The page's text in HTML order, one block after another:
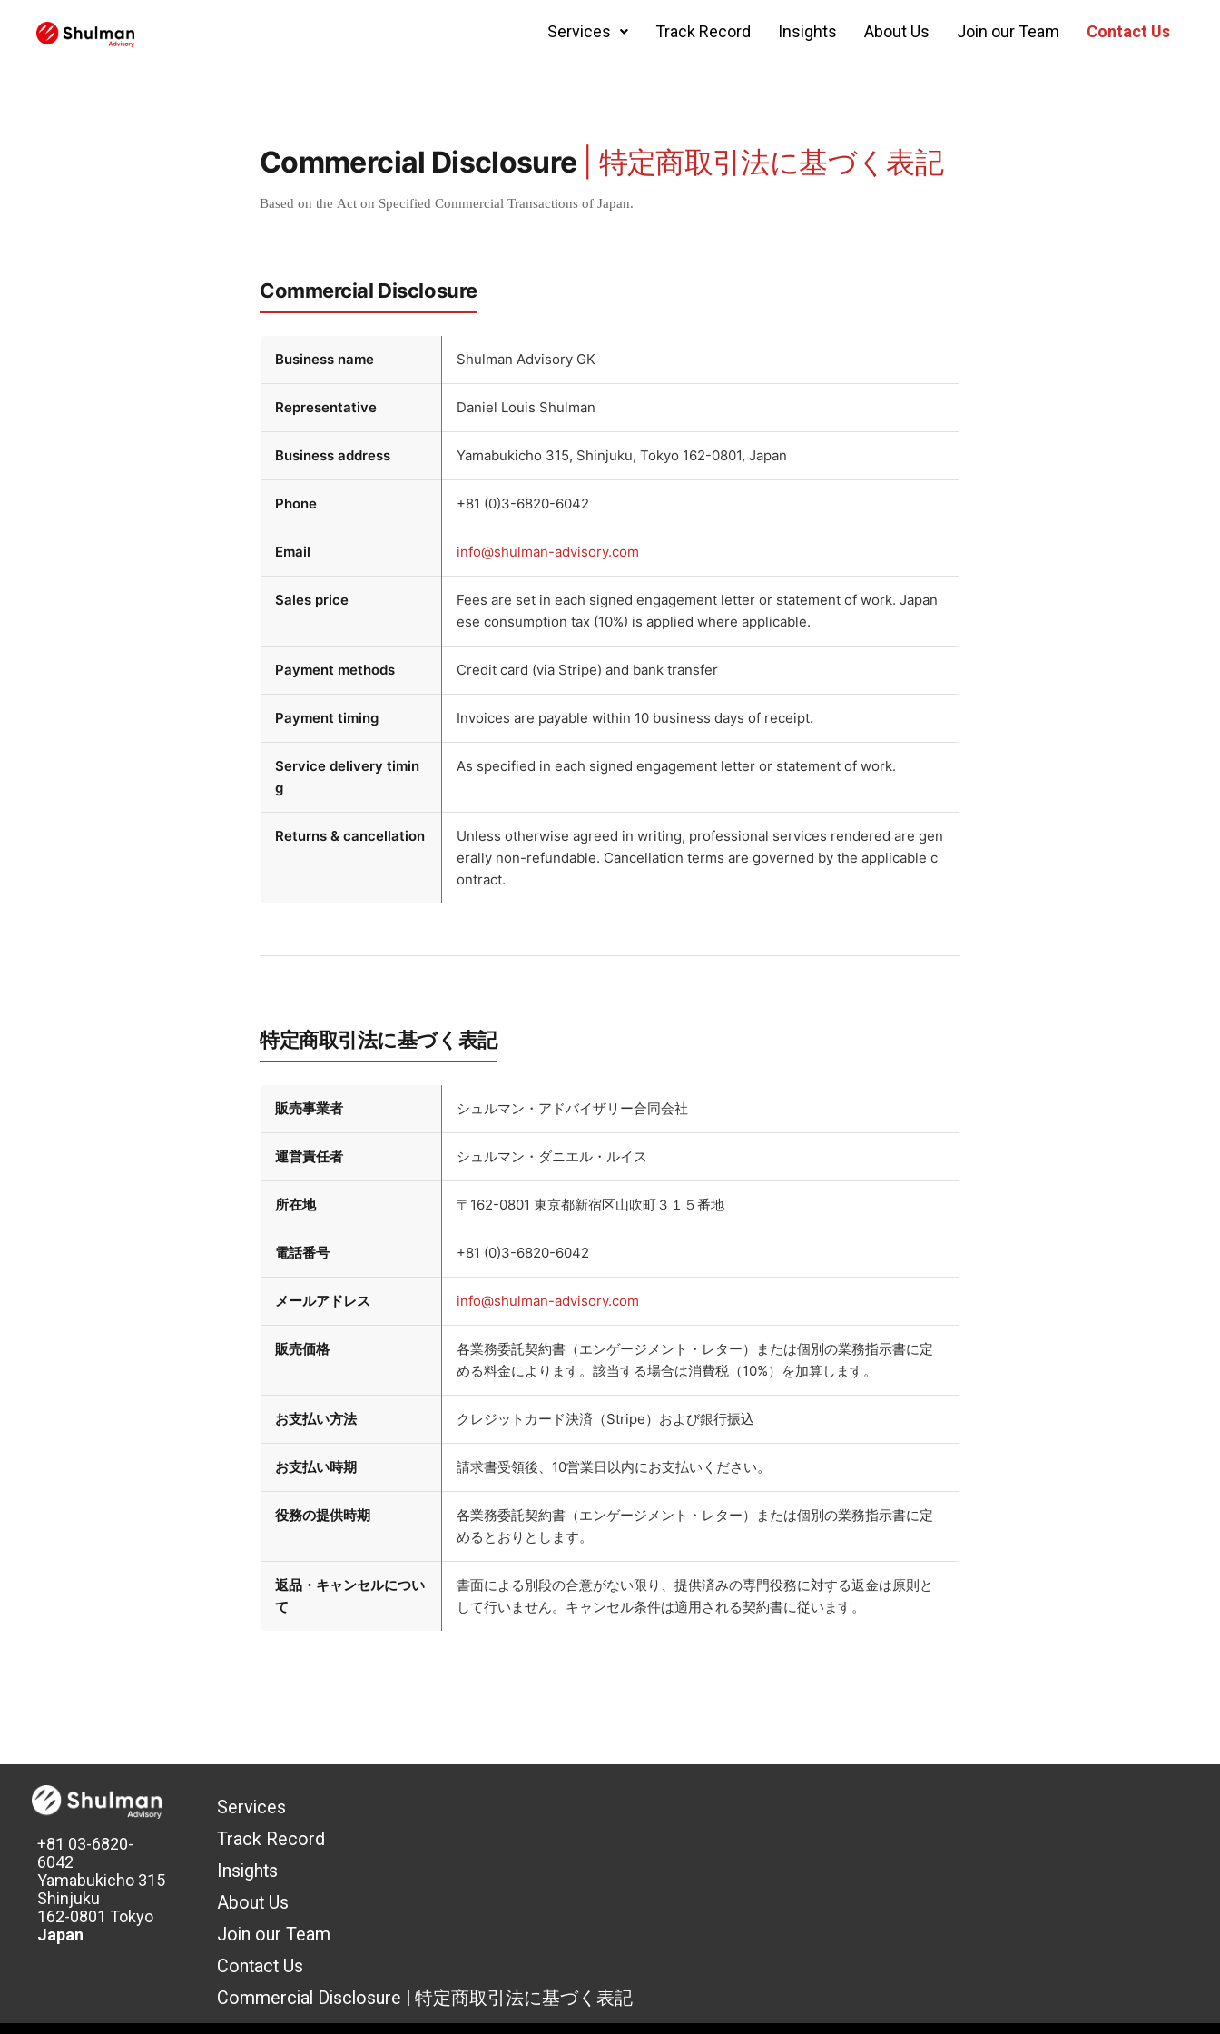
Services Track Record Insights About Us Join our Team Contact Us
Commercial Disclosure | 特定商取引法に基づく表記
Based on the Act on Specified Commercial Transactions of Japan.
Commercial Disclosure
Business name Shulman Advisory GK
Representative Daniel Louis Shulman
Business address Yamabukicho 315, Shinjuku, Tokyo 162-0801, Japan
Phone +81 (0)3-6820-6042
Email info@shulman-advisory.com
Sales price
Fees are set in each signed engagement letter or statement of work. Japan
ese consumption tax (10%) is applied where applicable.
Payment methods Credit card (via Stripe) and bank transfer
Payment timing Invoices are payable within 10 business days of receipt.
Service delivery timin
g
As specified in each signed engagement letter or statement of work.
Returns & cancellation
Unless otherwise agreed in writing, professional services rendered are gen
erally non-refundable. Cancellation terms are governed by the applicable c
ontract.
特定商取引法に基づく表記
販売事業者 シュルマン・アドバイザリー合同会社
運営責任者 シュルマン・ダニエル・ルイス
所在地 〒162-0801 東京都新宿区山吹町３１５番地
電話番号 +81 (0)3-6820-6042
メールアドレス info@shulman-advisory.com
販売価格
各業務委託契約書（エンゲージメント・レター）または個別の業務指示書に定
める料金によります。該当する場合は消費税（10%）を加算します。
お支払い方法 クレジットカード決済（Stripe）および銀行振込
お支払い時期 請求書受領後、10営業日以内にお支払いください。
役務の提供時期
各業務委託契約書（エンゲージメント・レター）または個別の業務指示書に定
めるとおりとします。
返品・キャンセルについ
て
書面による別段の合意がない限り、提供済みの専門役務に対する返金は原則と
して行いません。キャンセル条件は適用される契約書に従います。
+81 03-6820-
6042
Yamabukicho 315
Shinjuku
162-0801 Tokyo
Japan
Services
Track Record
Insights
About Us
Join our Team
Contact Us
Commercial Disclosure | 特定商取引法に基づく表記